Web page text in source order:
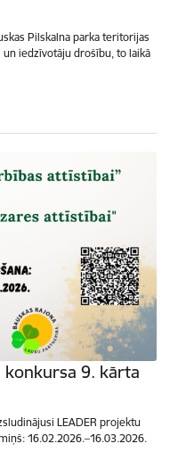
Pilskalna parka teritorijas
iedzīvotāju drošību, to laikā
konkursa 9. kārta
LEADER projektu
16.02.2026.–16.03.2026.